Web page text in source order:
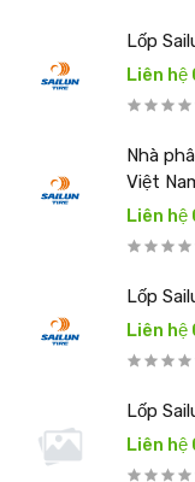
Lốp
Liên
Nhà
Việt
Liên
Lốp
Liên
Lốp
Liên